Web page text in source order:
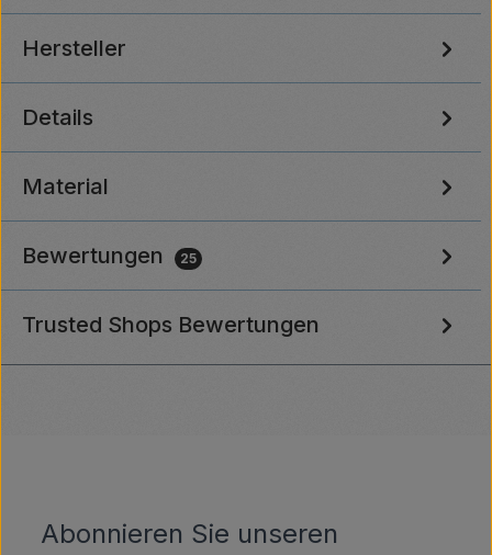
Hersteller
Details
Material
Bewertungen 25
Trusted Shops Bewertungen
Abonnieren Sie unseren